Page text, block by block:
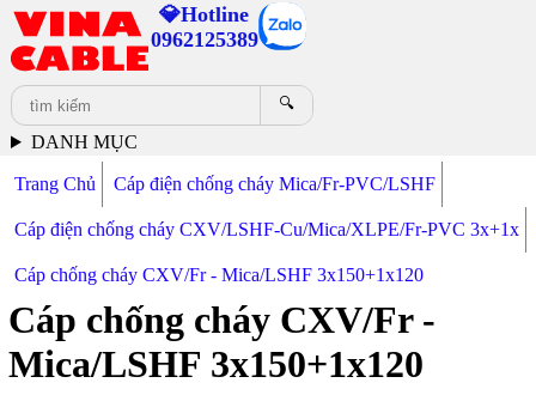
💎Hotline
0962125389
🔍
DANH MỤC
Trang Chủ Cáp điện chống cháy Mica/Fr-PVC/LSHF
Cáp điện chống cháy CXV/LSHF-Cu/Mica/XLPE/Fr-PVC 3x+1x
Cáp chống cháy CXV/Fr - Mica/LSHF 3x150+1x120
Cáp chống cháy CXV/Fr -
Mica/LSHF 3x150+1x120